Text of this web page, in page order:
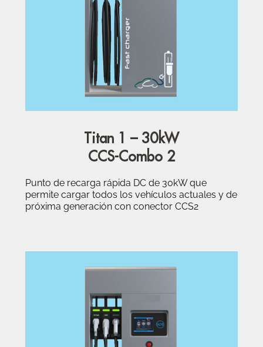
Titan 1 – 30kW
CCS-Combo 2
Punto de recarga rápida DC de 30kW que
permite cargar todos los vehículos actuales y de
próxima generación con conector CCS2